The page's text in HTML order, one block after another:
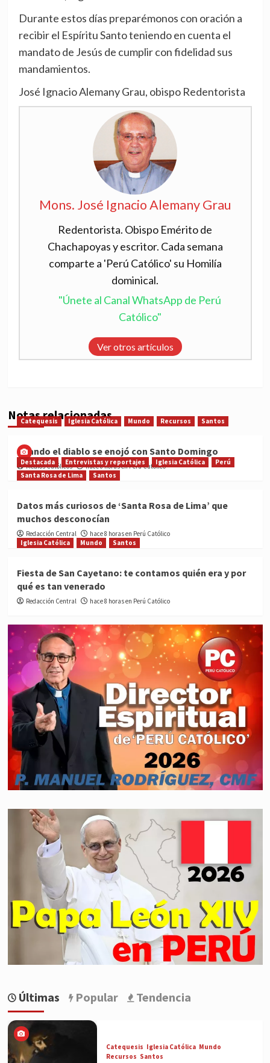
Durante estos días preparémonos con oración a
recibir el Espíritu Santo teniendo en cuenta el
mandato de Jesús de cumplir con fidelidad sus
mandamientos.
José Ignacio Alemany Grau, obispo Redentorista
Mons. José Ignacio Alemany Grau
Redentorista. Obispo Emérito de
Chachapoyas y escritor. Cada semana
comparte a 'Perú Católico' su Homilía
dominical.
"Únete al Canal WhatsApp de Perú
Católico"
Ver otros artículos
Notas relacionadas
Catequesis Iglesia Católica Mundo Recursos Santos
Cuando el diablo se enojó con Santo Domingo
Medios Católicos hace 8 horas en Perú Católico
Destacada Entrevistas y reportajes Iglesia Católica
Perú
Santa Rosa de Lima
Santos
Datos más curiosos de ‘Santa Rosa de Lima’ que
muchos desconocían
Redacción Central
hace 8 horas en Perú Católico
Iglesia Católica
Mundo Santos
Fiesta de San Cayetano: te contamos quién era y por
qué es tan venerado
Redacción Central hace 8 horas en Perú Católico
Últimas Popular Tendencia
Catequesis Iglesia Católica Mundo
Recursos Santos